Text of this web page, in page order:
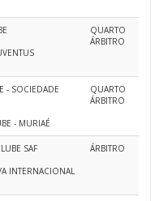
QUARTO
ÁRBITRO
- SOCIEDADE
- MURIAÉ
QUARTO
ÁRBITRO
SAF
INTERNACIONAL
ÁRBITRO